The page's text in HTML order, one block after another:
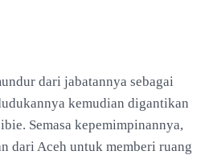
dari jabatannya sebagai
kemudian digantikan
Semasa kepemimpinannya,
dari Aceh untuk memberi ruang